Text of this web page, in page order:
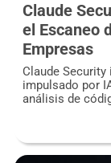
Claude
el Escaneo
Empresas
Claude
impulsado por
análisis de